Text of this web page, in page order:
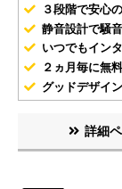
３段階で安心
静音設計で騒
いつでもイン
２ヵ月毎に無
グッドデザイ
詳細